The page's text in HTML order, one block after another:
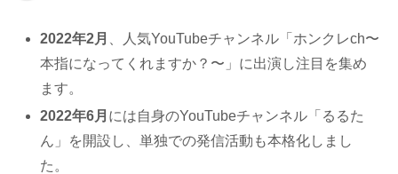
2022年2月
、人気YouTubeチャンネル「ホンクレch〜
本指になってくれますか？〜」に出演し注目を集め
ます。
2022年6月 には自身のYouTubeチャンネル「るるた
ん」を開設し、単独での発信活動も本格化しまし
た。